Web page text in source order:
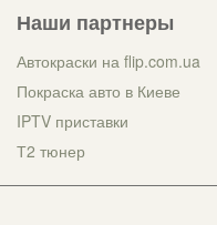
Наши партнеры
Автокраски на flip.com.ua
Покраска авто в Киеве
IPTV приставки
Т2 тюнер